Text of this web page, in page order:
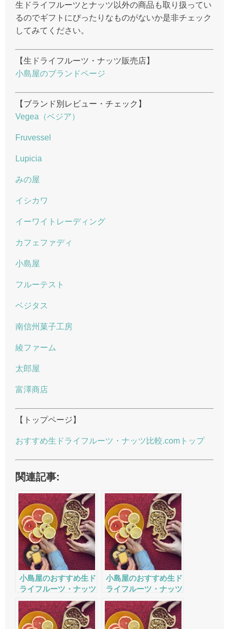
生ドライフルーツとナッツ以外の商品も取り扱ってい
るのでギフトにぴったりなものがないか是非チェック
してみてください。
【生ドライフルーツ・ナッツ販売店】
小島屋のブランドページ
【ブランド別レビュー・チェック】
Vegea（ベジア）
Fruvessel
Lupicia
みの屋
イシカワ
イーワイトレーディング
カフェファディ
小島屋
フルーテスト
ベジタス
南信州菓子工房
綾ファーム
太郎屋
富澤商店
【トップページ】
おすすめ生ドライフルーツ・ナッツ比較.comトップ
関連記事:
小島屋のおすすめ生ド
ライフルーツ・ナッツ
の評判・口コミ・サー
ビスをチェック
小島屋のおすすめ生ド
ライフルーツ・ナッツ
の評判・口コミ・サー
ビスをチェック